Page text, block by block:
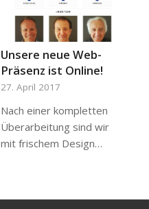
Unsere neue Web-
Präsenz ist Online!
27. April 2017
Nach einer kompletten
Überarbeitung sind wir
mit frischem Design…